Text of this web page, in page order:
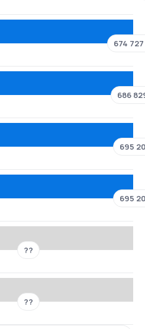
674 727
686
695
695
??
??